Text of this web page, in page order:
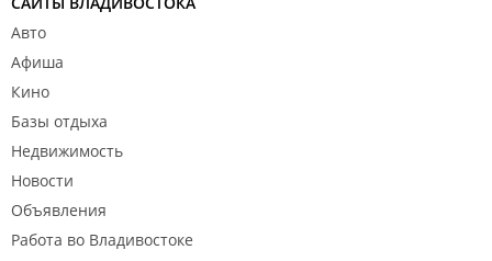
Авто
Афиша
Кино
Базы отдыха
Недвижимость
Новости
Объявления
Работа во Владивостоке